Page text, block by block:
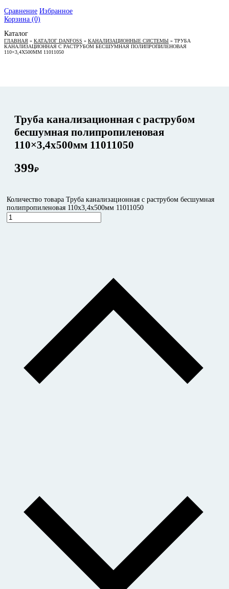
Сравнение Избранное
Корзина (0)
Каталог
ГЛАВНАЯ » КАТАЛОГ DANFOSS » КАНАЛИЗАЦИОННЫЕ СИСТЕМЫ » ТРУБА
КАНАЛИЗАЦИОННАЯ С РАСТРУБОМ БЕСШУМНАЯ ПОЛИПРОПИЛЕНОВАЯ
110×3,4Х500ММ 11011050
Труба канализационная с раструбом
бесшумная полипропиленовая
110×3,4х500мм 11011050
399₽
Количество товара Труба канализационная с раструбом бесшумная
полипропиленовая 110x3,4х500мм 11011050